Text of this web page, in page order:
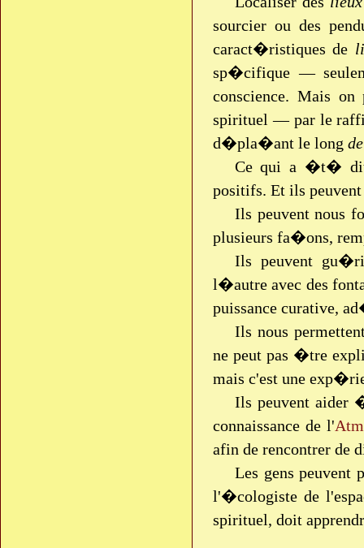
sourcier ou des
caract�ristiques de
sp�cifique —
conscience. Mais
spirituel — par le
d�pla�ant le long
Ce qui a �t� dit
positifs. Et ils
Ils peuvent nous
plusieurs fa�ons,
Ils peuvent
l�autre avec des
puissance curative,
Ils nous
ne peut pas �tre
mais c'est une
Ils peuvent aider
connaissance de l'
afin de rencontrer de
Les gens peuvent
l'�cologiste de
spirituel, doit